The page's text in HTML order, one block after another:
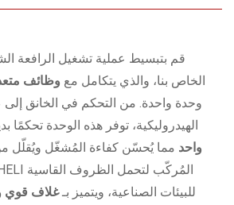
قم بتبسيط عملية تشغيل الرافعة
التركيب HELI الخاص بنا، والذي يتكامل مع وظائف
وحدة واحدة. من التحكم في الخانق إلى
الهيدروليكية، توفر هذه الوحدة تحكمًا
واحد مما يُحسّن كفاءة المُشغّل ويُقلّل
للبيئات الصناعية، ويتميز بـغلاف قوي